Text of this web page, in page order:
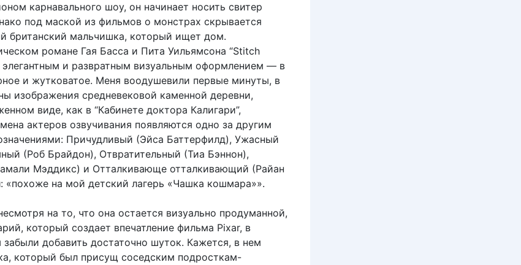
карнавального шоу, он начинает носить свитер
под маской из фильмов о монстрах скрывается
британский мальчишка, который ищет дом.
романе Гая Басса и Пита Уильямсона “Stitch
элегантным и развратным визуальным оформлением — в
и жутковатое. Меня воодушевили первые минуты, в
изображения средневековой каменной деревни,
виде, как в “Кабинете доктора Калигари”,
актеров озвучивания появляются одно за другим
Причудливый (Эйса Баттерфилд), Ужасный
(Роб Брайдон), Отвратительный (Тиа Бэннон),
Мэддикс) и Отталкивающе отталкивающий (Райан
«похоже на мой детский лагерь «Чашка кошмара»».
на то, что она остается визуально продуманной,
который создает впечатление фильма Pixar, в
добавить достаточно шуток. Кажется, в нем
который был присущ соседским подросткам-